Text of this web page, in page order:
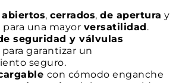
abiertos, cerrados, de apertura y
para una mayor versatilidad.
seguridad y válvulas
garantizar un
seguro.
con cómodo enganche